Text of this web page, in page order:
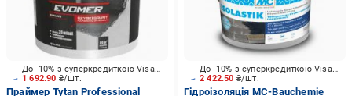
1 692.90 ₴/шт.
До -10% з суперкредиткою Visa Вигода
Праймер Tytan Professional
2 422.50 ₴/шт.
До -10% з суперкредиткою Visa Вигода
Гідроізоляція MC-Bauchemie